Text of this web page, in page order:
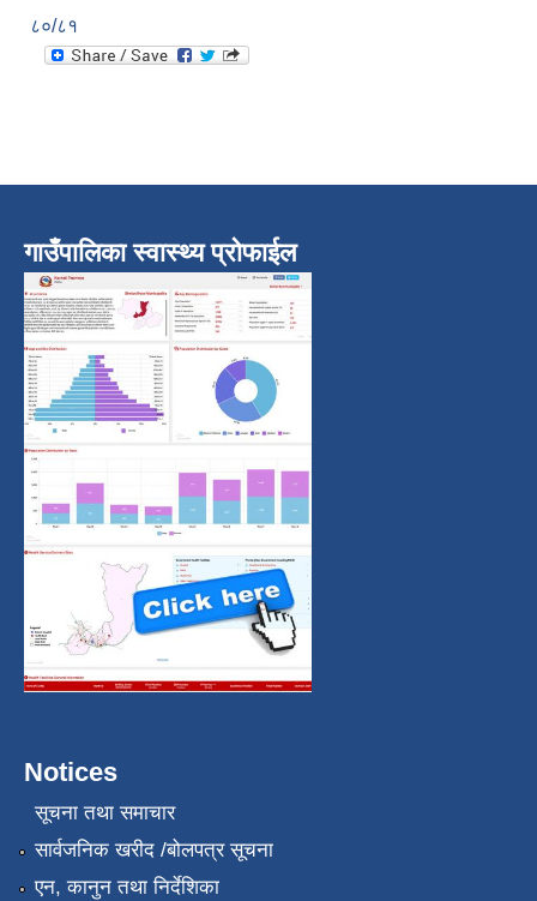
८०/८१
गाउँपालिका स्वास्थ्य प्रोफाईल
Notices
सूचना तथा समाचार
सार्वजनिक खरीद /बोलपत्र सूचना
एन, कानुन तथा निर्देशिका